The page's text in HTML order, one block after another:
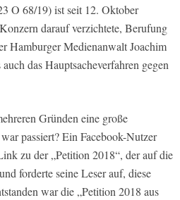
O 68/19) ist seit 12. Oktober
darauf verzichtete, Berufung
Hamburger Medienanwalt Joachim
auch das Hauptsacheverfahren gegen
Gründen eine große
passiert? Ein Facebook-Nutzer
zu der „Petition 2018“, der auf die
forderte seine Leser auf, diese
war die „Petition 2018 aus